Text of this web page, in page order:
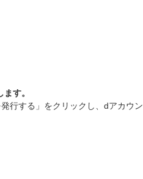
す。
行する」をクリックし、dアカウン